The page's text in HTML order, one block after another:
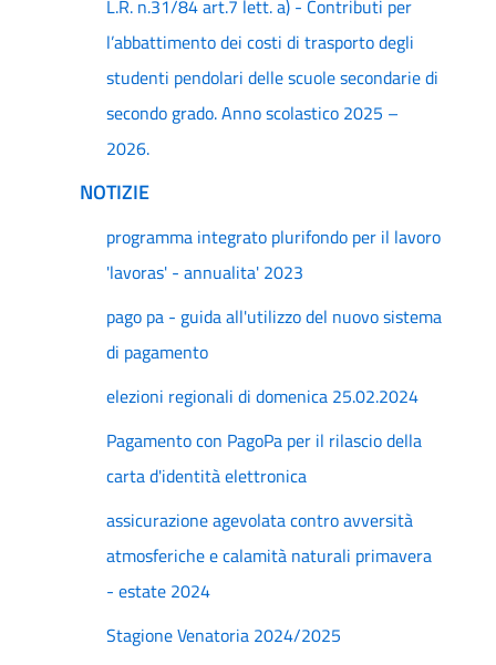
L.R. n.31/84 art.7 lett. a) - Contributi per
l’abbattimento dei costi di trasporto degli
studenti pendolari delle scuole secondarie di
secondo grado. Anno scolastico 2025 –
2026.
NOTIZIE
programma integrato plurifondo per il lavoro
'lavoras' - annualita' 2023
pago pa - guida all'utilizzo del nuovo sistema
di pagamento
elezioni regionali di domenica 25.02.2024
Pagamento con PagoPa per il rilascio della
carta d'identità elettronica
assicurazione agevolata contro avversità
atmosferiche e calamità naturali primavera
- estate 2024
Stagione Venatoria 2024/2025